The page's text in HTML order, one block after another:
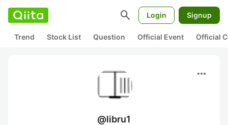
search Login Signup
Trend Stock List Question Official Event Official
more_horiz
@libru1